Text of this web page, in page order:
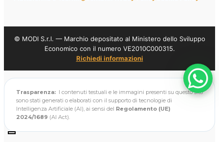
© MODI S.r.l. — Marchio depositato al Ministero dello Sviluppo
Economico con il numero VE2010C000315.
Richiedi informazioni
Trasparenza: I contenuti testuali e le immagini presenti su questo sito
sono stati generati o elaborati con il supporto di tecnologie di
Intelligenza Artificiale (AI), ai sensi del Regolamento (UE)
2024/1689 (AI Act).